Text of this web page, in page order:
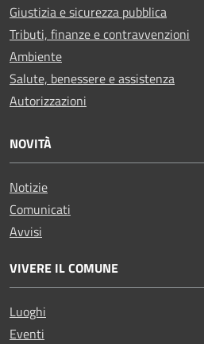
Giustizia e sicurezza pubblica
Tributi, finanze e contravvenzioni
Ambiente
Salute, benessere e assistenza
Autorizzazioni
NOVITÀ
Notizie
Comunicati
Avvisi
VIVERE IL COMUNE
Luoghi
Eventi